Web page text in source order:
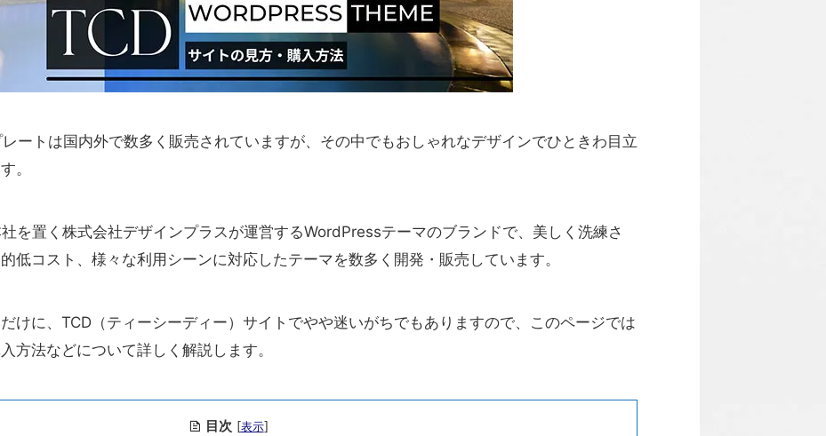
ートは国内外で数多く販売されていますが、その中でもおしゃれなデザインでひときわ目立
。
を置く株式会社デザインプラスが運営するWordPressテーマのブランドで、美しく洗練さ
低コスト、様々な利用シーンに対応したテーマを数多く開発・販売しています。
けに、TCD（ティーシーディー）サイトでやや迷いがちでもありますので、このページでは
方法などについて詳しく解説します。
目次 [表示]